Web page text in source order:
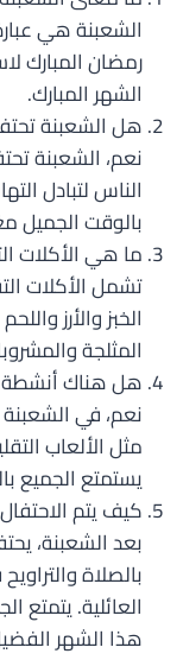
الشعبنة هي
رمضان المبارك
الشهر المبارك.
هل الشعبنة
نعم، الشعبنة
الناس لتبادل
بالوقت الجميل
ما هي الأكلات
تشمل الأكلات
الخبز والأرز
المثلجة
هل هناك
نعم، في
مثل الألعاب
يستمتع الجميع
كيف يتم
بعد الشعبنة،
بالصلاة
العائلية. يتمتع
هذا الشهر